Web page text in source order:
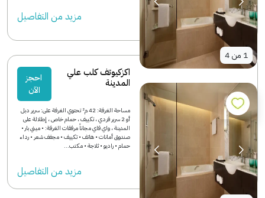
1 من4
مزید من التفاصیل
اكزكيوتف كلب علي
المدينة
احجز
الآن
مساحة الغرفة: 42 م² تحتوي الغرفة على: سرير دبل
أو 2 سرير فردي ، تكييف ، حمام خاص ، إطلالة على
المدينة ، واي فاي مجاناً مرفقات الغرفة: • ميني بار •
صندوق أمانات • هاتف • تكييف • مجفف شعر • رداء
حمام • راديو • ثلاجة • مكتب...
مزید من التفاصیل